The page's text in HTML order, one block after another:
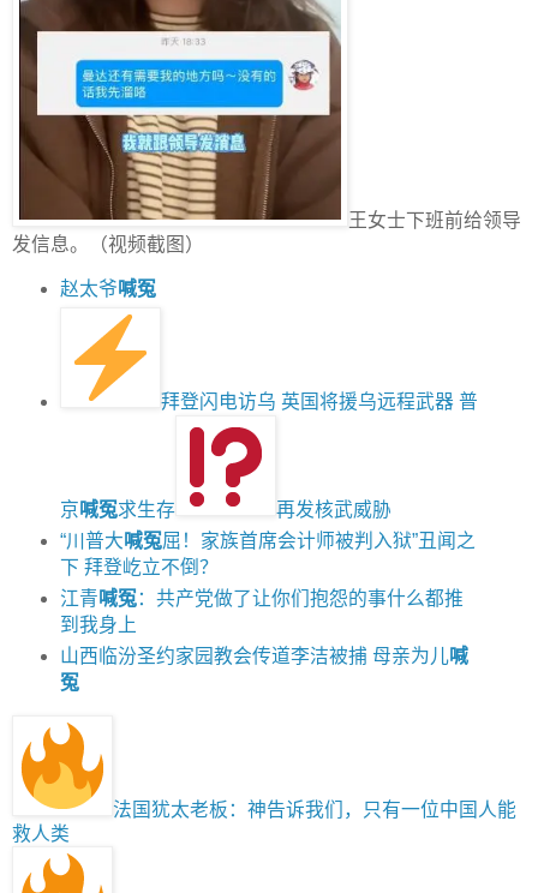
王女士下班前给领导
发信息。（视频截图）
赵太爷喊冤
拜登闪电访乌 英国将援乌远程武器 普
京喊冤求生存
再发核武威胁
“川普大喊冤屈！家族首席会计师被判入狱”丑闻之
下 拜登屹立不倒？
江青喊冤：共产党做了让你们抱怨的事什么都推
到我身上
山西临汾圣约家园教会传道李洁被捕 母亲为儿喊
冤
法国犹太老板：神告诉我们，只有一位中国人能
救人类